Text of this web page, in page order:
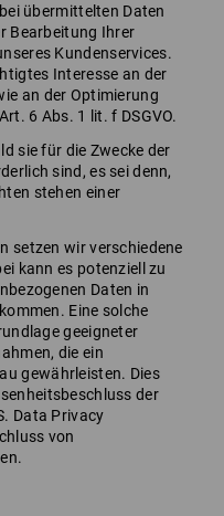
übermittelten Daten
Bearbeitung Ihrer
Kundenservices.
Interesse an der
an der Optimierung
6 Abs. 1 lit. f DSGVO.
sie für die Zwecke der
sind, es sei denn,
stehen einer
setzen wir verschiedene
kann es potenziell zu
Daten in
Eine solche
geeigneter
die ein
gewährleisten. Dies
der
Data Privacy
von